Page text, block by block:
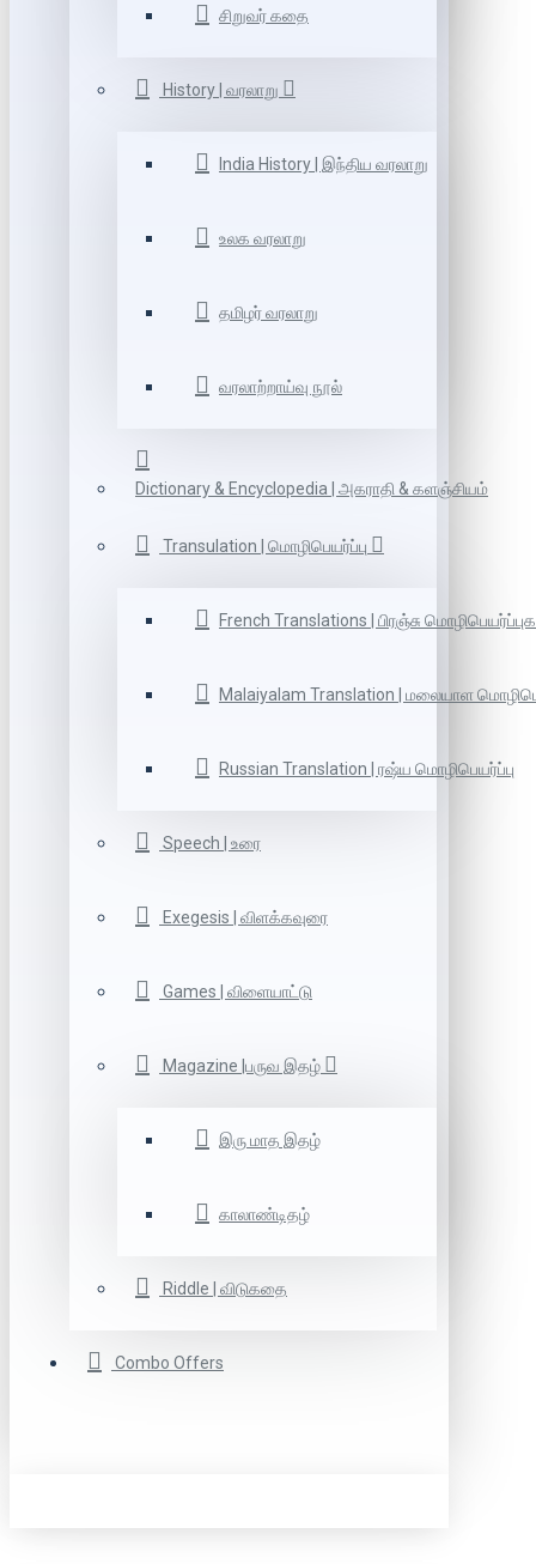
சிறுவர் கதை
History | வரலாறு
India History | இந்திய வரலாறு
உலக வரலாறு
தமிழர் வரலாறு
வரலாற்றாய்வு நூல்
Dictionary & Encyclopedia | அகராதி & களஞ்சியம்
Transulation | மொழிபெயர்ப்பு
French Translations | பிரஞ்சு
Malaiyalam Translation | மலையாள
Russian Translation | ரஷ்ய மொழிபெயர்ப்பு
Speech | உரை
Exegesis | விளக்கவுரை
Games | விளையாட்டு
Magazine |பருவ இதழ்
இரு மாத இதழ்
காலாண்டிதழ்
Riddle | விடுகதை
Combo Offers